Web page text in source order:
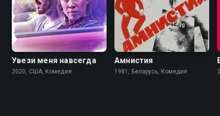
Увези меня навсегда
2020, США, Комедия
6.6
Амнистия
1981, Беларусь, Комедия